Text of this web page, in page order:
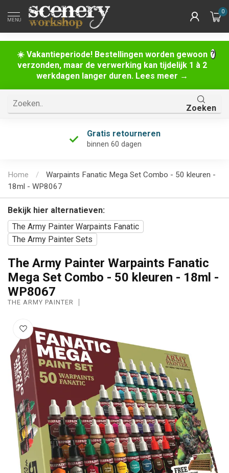
☀️ Vakantieperiode! Bestellingen worden gewoon
verzonden, maar de verwerking kan tijdelijk 1 à 2
werkdagen langer duren. Lees meer →
MENU
0
Zoeken
Gratis retourneren
binnen 60 dagen
Home /
Warpaints Fanatic Mega Set Combo - 50 kleuren -
18ml - WP8067
Bekijk hier alternatieven:
The Army Painter Warpaints Fanatic
The Army Painter Sets
The Army Painter Warpaints Fanatic
Mega Set Combo - 50 kleuren - 18ml -
WP8067
THE ARMY PAINTER